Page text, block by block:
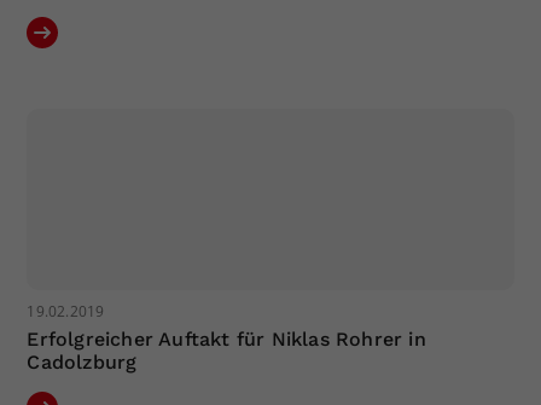
19.02.2019
Erfolgreicher Auftakt für Niklas Rohrer in
Cadolzburg